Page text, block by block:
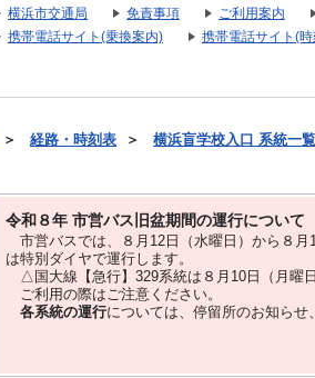
横浜市交通局 免責事項 ご利用案内
携帯電話サイト(乗換案内)
携帯電話サイト(
＞ 経路・時刻表 ＞ 横浜盲学校入口 系統一覧
令和８年 市営バス旧盆期間の運行について
市営バスでは、８⽉12⽇（水曜日）から８
は特別ダイヤで運⾏します。
△国大線【急行】329系統は８月10日（月曜
ご利用の際はご注意ください。
各系統の運行については、停留所のお知らせ